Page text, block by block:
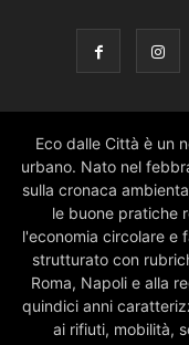
Eco dalle Città è un
urbano. Nato nel
sulla cronaca
le buone pratiche
l'economia circolare e
strutturato con
Roma, Napoli e alla
quindici anni
ai rifiuti, mobilità,